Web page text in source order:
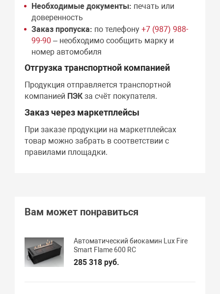
Необходимые документы: печать или
доверенность
Заказ пропуска: по телефону+7 (987) 988-
99-90 – необходимо сообщить марку и
номер автомобиля
Отгрузка транспортной компанией
Продукция отправляется транспортной
компанией ПЭКза счёт покупателя.
Заказ через маркетплейсы
При заказе продукции на маркетплейсах
товар можно забрать в соответствии с
правилами площадки.
Вам может понравиться
Автоматический биокамин Lux Fire
Smart Flame 600 RC
285 318 руб.